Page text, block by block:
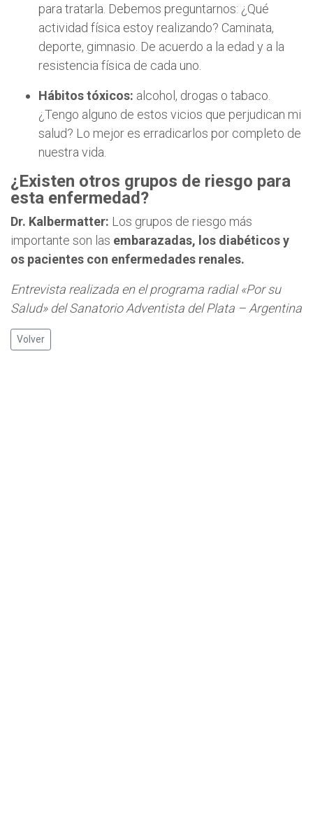
para tratarla. Debemos preguntarnos: ¿Qué
actividad física estoy realizando? Caminata,
deporte, gimnasio. De acuerdo a la edad y a la
resistencia física de cada uno.
Hábitos tóxicos: alcohol, drogas o tabaco.
¿Tengo alguno de estos vicios que perjudican mi
salud? Lo mejor es erradicarlos por completo de
nuestra vida.
¿Existen otros grupos de riesgo para
esta enfermedad?
Dr. Kalbermatter: Los grupos de riesgo más
importante son las embarazadas, los diabéticos y
os pacientes con enfermedades renales.
Entrevista realizada en el programa radial «Por su
Salud» del Sanatorio Adventista del Plata – Argentina
Volver